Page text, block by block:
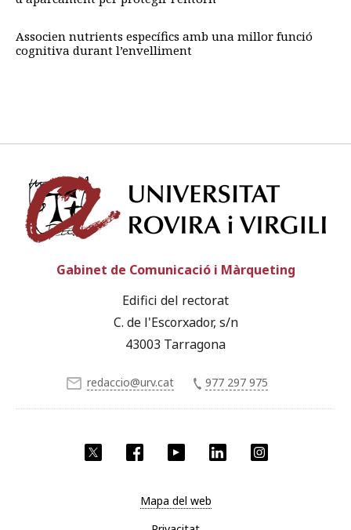
Associen nutrients específics amb una millor funció
cognitiva durant l’envelliment
Facebook YouTube LinkedIn
Gabinet de Comunicació i Màrqueting
Edifici del rectorat
C. de l'Escorxador, s/n
43003 Tarragona
redaccio@urv.cat 977 297 975
Mapa del web